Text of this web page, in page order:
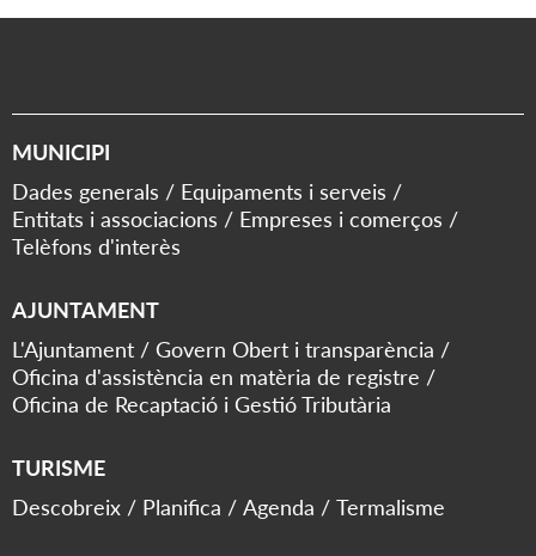
MUNICIPI
Dades generals
Equipaments i serveis
Entitats i associacions
Empreses i comerços
Telèfons d'interès
AJUNTAMENT
L'Ajuntament
Govern Obert i transparència
Oficina d'assistència en matèria de registre
Oficina de Recaptació i Gestió Tributària
TURISME
Descobreix
Planifica Agenda Termalisme